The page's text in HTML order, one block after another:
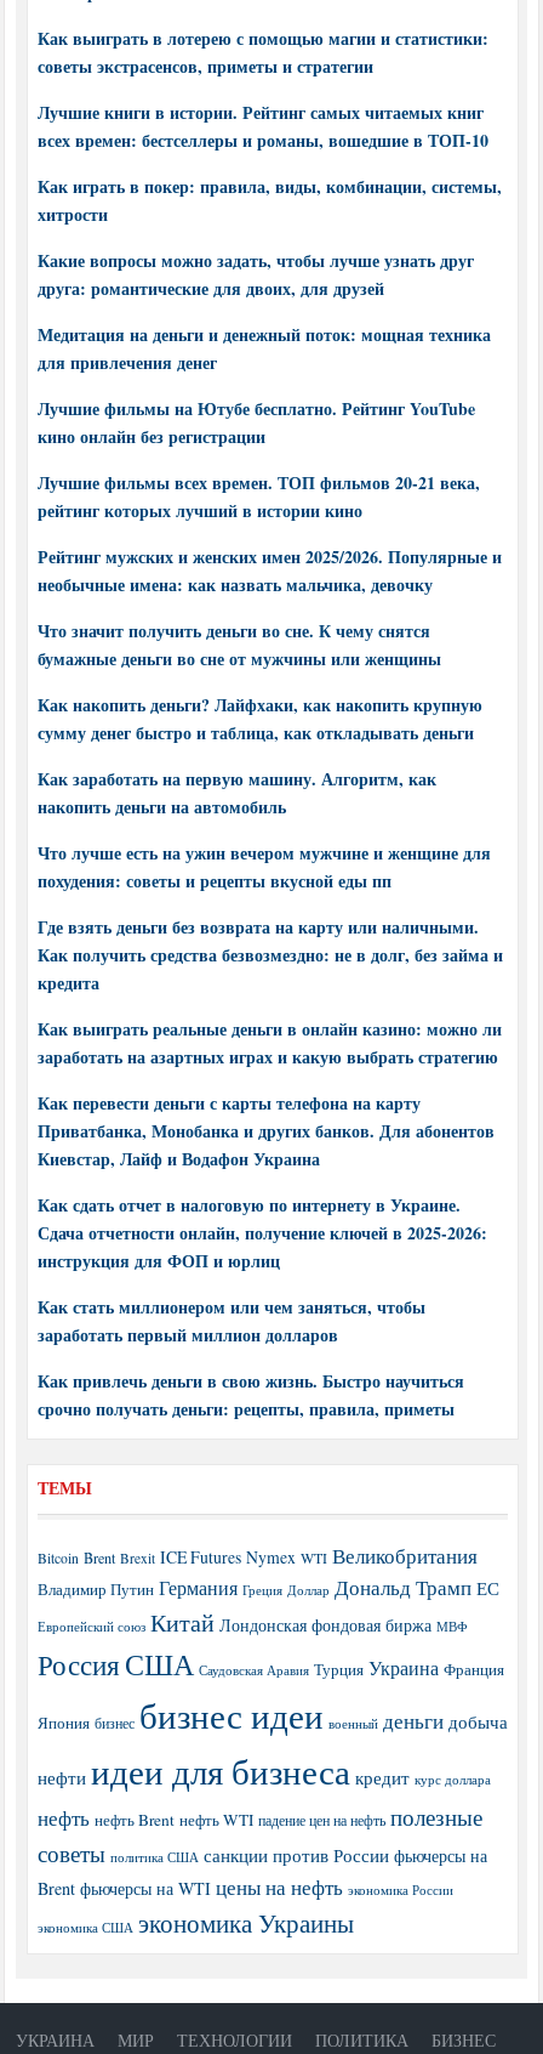
Как выиграть в лотерею с помощью магии и статистики:
советы экстрасенсов, приметы и стратегии
Лучшие книги в истории. Рейтинг самых читаемых книг
всех времен: бестселлеры и романы, вошедшие в ТОП-10
Как играть в покер: правила, виды, комбинации, системы,
хитрости
Какие вопросы можно задать, чтобы лучше узнать друг
друга: романтические для двоих, для друзей
Медитация на деньги и денежный поток: мощная техника
для привлечения денег
Лучшие фильмы на Ютубе бесплатно. Рейтинг YouTube
кино онлайн без регистрации
Лучшие фильмы всех времен. ТОП фильмов 20-21 века,
рейтинг которых лучший в истории кино
Рейтинг мужских и женских имен 2025/2026. Популярные и
необычные имена: как назвать мальчика, девочку
Что значит получить деньги во сне. К чему снятся
бумажные деньги во сне от мужчины или женщины
Как накопить деньги? Лайфхаки, как накопить крупную
сумму денег быстро и таблица, как откладывать деньги
Как заработать на первую машину. Алгоритм, как
накопить деньги на автомобиль
Что лучше есть на ужин вечером мужчине и женщине для
похудения: советы и рецепты вкусной еды пп
Где взять деньги без возврата на карту или наличными.
Как получить средства безвозмездно: не в долг, без займа и
кредита
Как выиграть реальные деньги в онлайн казино: можно ли
заработать на азартных играх и какую выбрать стратегию
Как перевести деньги с карты телефона на карту
Приватбанка, Монобанка и других банков. Для абонентов
Киевстар, Лайф и Водафон Украина
Как сдать отчет в налоговую по интернету в Украине.
Сдача отчетности онлайн, получение ключей в 2025-2026:
инструкция для ФОП и юрлиц
Как стать миллионером или чем заняться, чтобы
заработать первый миллион долларов
Как привлечь деньги в свою жизнь. Быстро научиться
срочно получать деньги: рецепты, правила, приметы
ТЕМЫ
Bitcoin Brent Brexit ICE Futures Nymex WTI Великобритания
Владимир Путин Германия Греция Доллар Дональд Трамп ЕС
Европейский союз Китай Лондонская фондовая биржа МВФ
РоссияСША Саудовская Аравия Турция Украина Франция
Япония бизнес бизнес идеи военный деньги добыча
нефти идеи для бизнеса кредит курс доллара
нефть нефть Brent нефть WTI падение цен на нефть полезные
советы политика США санкции против России фьючерсы на
Brent фьючерсы на WTI цены на нефть экономика России
экономика США экономика Украины
УКРАИНА МИР ТЕХНОЛОГИИ ПОЛИТИКА
БИЗНЕС